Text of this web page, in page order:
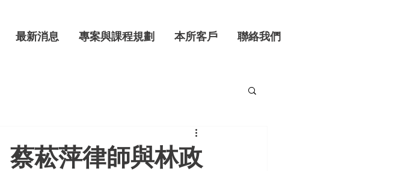
最新消息 專案與課程規劃 本所客戶 聯絡我們
蔡菘萍律師與林政